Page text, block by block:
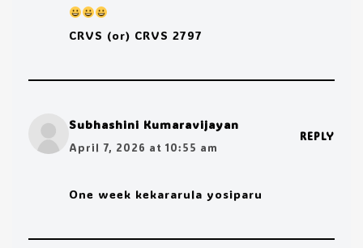
CRVS (or) CRVS 2797
Subhashini Kumaravijayan
April 7, 2026 at 10:55 am
REPLY
One week kekararula yosiparu